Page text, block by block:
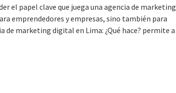
el papel clave que juega una agencia de marketing
emprendedores y empresas, sino también para
de marketing digital en Lima: ¿Qué hace? permite a